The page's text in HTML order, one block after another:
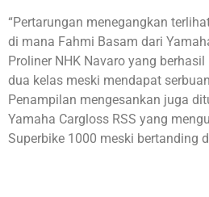
“Pertarungan menegangkan
di mana Fahmi Basam dari
Proliner NHK Navaro yang
dua kelas meski mendapat
Penampilan mengesankan juga
Yamaha Cargloss RSS yang
Superbike 1000 meski bertanding